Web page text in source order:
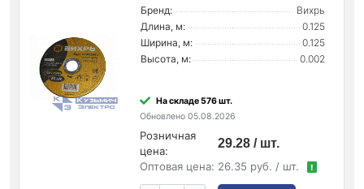
Бренд:
Вихрь
Длина, м:
0.125
Ширина, м:
0.125
Высота, м:
0.002
На складе 576 шт.
Обновлено 05.08.2026
Розничная
цена:
29.28 / шт.
Оптовая цена: 26.35 руб. / шт. !